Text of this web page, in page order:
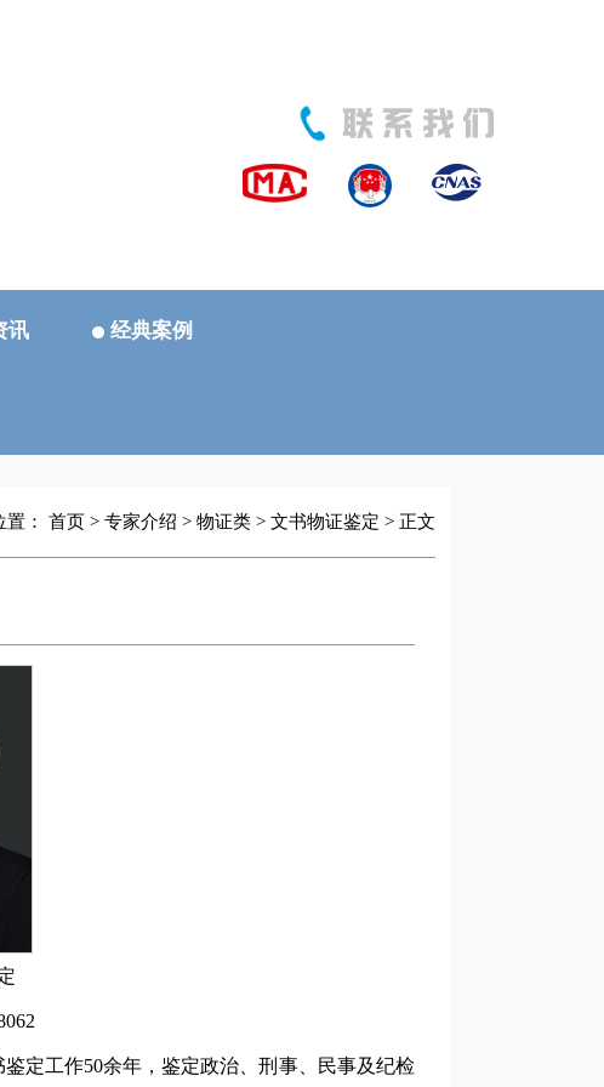
讯 经典案例
置： 首页> 专家介绍 > 物证类> 文书物证鉴定 > 正文
定工作50余年，鉴定政治、刑事、民事及纪检